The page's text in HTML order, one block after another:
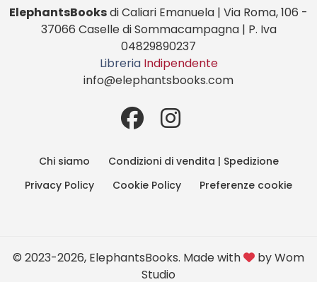
ElephantsBooksdi Caliari Emanuela | Via Roma, 106 -
37066 Caselle di Sommacampagna | P. Iva
04829890237
Libreria Indipendente
info@elephantsbooks.com
Chi siamo
Condizioni di vendita | Spedizione
Privacy Policy
Cookie Policy Preferenze cookie
© 2023-2026, ElephantsBooks. Made with byWom
Studio